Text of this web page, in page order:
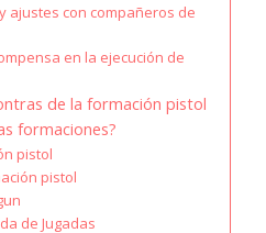
ajustes con compañeros de
en la ejecución de
de la formación pistol
formaciones?
pistol
pistol
de Jugadas